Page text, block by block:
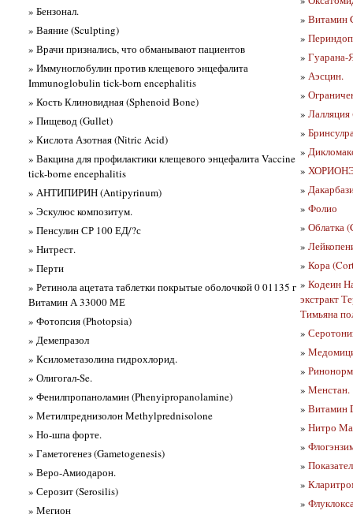
» Бензонал.
» Ваяние (Sculpting)
» Врачи признались, что обманывают пациентов
» Иммуноглобулин против клещевого энцефалита
Immunoglobulin tick-born encephalitis
» Кость Клиновидная (Sphenoid Bone)
» Пищевод (Gullet)
» Кислота Азотная (Nitric Acid)
» Вакцина для профилактики клещевого энцефалита Vaccine
tick-borne encephalitis
» АНТИПИРИН (Antipyrinum)
» Эскулюс композитум.
» Пенсулин СР 100 ЕД/?с
» Нитрест.
» Перти
» Ретинола ацетата таблетки покрытые оболочкой 0 01135 г
Витамин А 33000 МЕ
» Фотопсия (Photopsia)
» Демепразол
» Ксилометазолина гидрохлорид.
» Олигогал-Se.
» Фенилпропаноламин (Phenyipropanolamine)
» Метилпреднизолон Methylprednisolone
» Но-шпа форте.
» Гаметогенез (Gametogenesis)
» Веро-Амиодарон.
» Серозит (Serosilis)
» Мегион
» Витамин
»
» Гуарана-
» Аэсцин.
»
»
»
»
»
»
» Фолио
» Облатка
»
» Кора
» Кодеин
экстракт
Тимьяна
»
»
»
» Менстан.
» Витамин
» Нитро
»
»
»
»